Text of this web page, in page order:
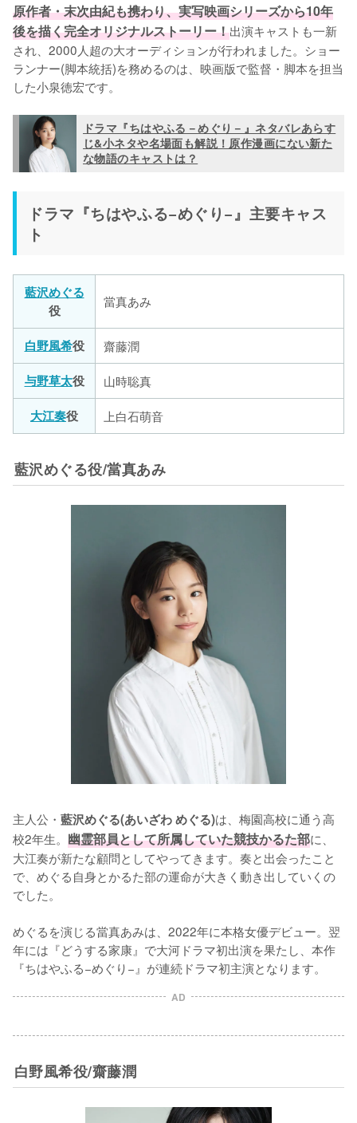
原作者・末次由紀も携わり、実写映画シリーズから10年
後を描く完全オリジナルストーリー！出演キャストも一新
され、2000人超の大オーディションが行われました。ショー
ランナー(脚本統括)を務めるのは、映画版で監督・脚本を担当
した小泉徳宏です。
ドラマ『ちはやふる－めぐり－』ネタバレあらす
じ&小ネタや名場面も解説！原作漫画にない新た
な物語のキャストは？
ドラマ『ちはやふる−めぐり−』主要キャス
ト
藍沢めぐる
役
當真あみ
白野風希役
齋藤潤
与野草太役
山時聡真
大江奏役 上白石萌音
藍沢めぐる役/當真あみ
主人公・ 藍沢めぐる(あいざわ めぐる)は、梅園高校に通う高
校2年生。 幽霊部員として所属していた競技かるた部に、
大江奏が新たな顧問としてやってきます。奏と出会ったこと
で、めぐる自身とかるた部の運命が大きく動き出していくの
でした。
めぐるを演じる當真あみは、2022年に本格女優デビュー。翌
年には『どうする家康』で大河ドラマ初出演を果たし、本作
『ちはやふる−めぐり−』が連続ドラマ初主演となります。
AD
白野風希役/齋藤潤